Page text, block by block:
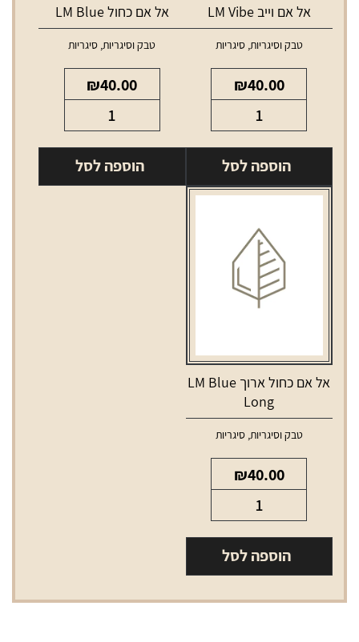
אל אם וייב LM Vibe
טבק וסיגריות,סיגריות
₪40.00
של
אל
וייב
הוספה לסל
אל אם כחול LM Blue
טבק וסיגריות, סיגריות
₪40.00
של
אל
הוספה לסל
אל אם כחול ארוך LM Blue
Long
טבק וסיגריות,סיגריות
₪40.00
של
אל
הוספה לסל